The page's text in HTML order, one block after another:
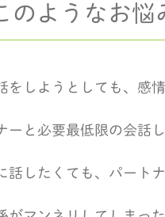
のようなお悩
をしようとしても、感
ーと必要最低限の会話
話したくても、パート